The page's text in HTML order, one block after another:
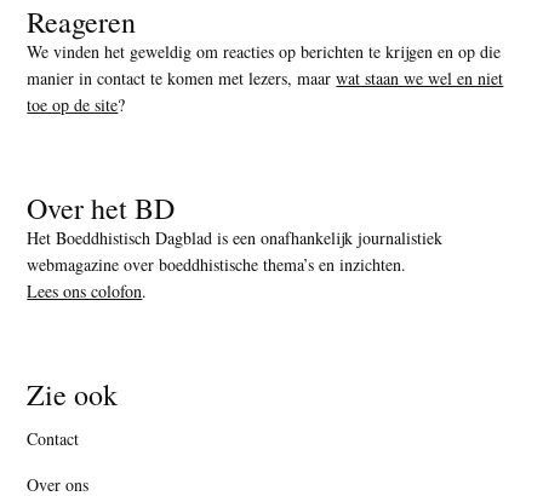
Reageren
We vinden het geweldig om reacties op berichten te krijgen en op die
manier in contact te komen met lezers, maarwat staan we wel en niet
toe op de site?
Over het BD
Het Boeddhistisch Dagblad is een onafhankelijk journalistiek
webmagazine over boeddhistische thema’s en inzichten.
Lees ons colofon.
Zie ook
Contact
Over ons